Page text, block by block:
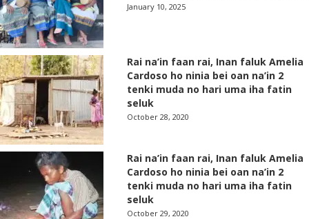
January 10, 2025
Rai na’in faan rai, Inan faluk Amelia
Cardoso ho ninia bei oan na’in 2
tenki muda no hari uma iha fatin
seluk
October 28, 2020
Rai na’in faan rai, Inan faluk Amelia
Cardoso ho ninia bei oan na’in 2
tenki muda no hari uma iha fatin
seluk
October 29, 2020